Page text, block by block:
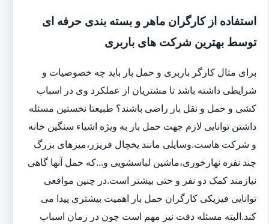
استفاده از کارگران ماهر و بسته بندی حرفه ای
توسط بهترین شرکت های باربری
برای مثال کارگر باربری و حمل بار باید چه خصوصیات و
شرایطی داشته باشد تا مشتریان از عملکرد وی در اسباب
کشی و حمل و نقل بار راضی باشند؟ طبیعتا نخستین مسئله
داشتن توانایی لازم جهت حمل بار به ویژه اشیاء سنگین خانه
و شرکت هاست.وسایلی مانند یخچال فریزر،میزهای بزرگ
چند نفره نهارخوری،ماشین لباسشویی و...که حمل آنها گاهی
نیازمند کمک دو نفر و حتی بیشتر است.در چنین مواقعی
توانایی فیزیکی کارگران حمل بار اهمیت بیشتری پیدا می
کند.البته مسئله دقت نیز مهم است چون در زمان اسباب